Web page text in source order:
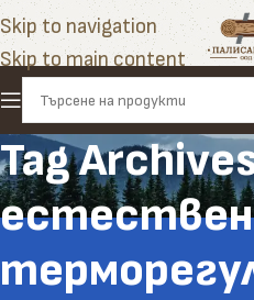
Skip to navigation
Skip to main content
Tag
естествен